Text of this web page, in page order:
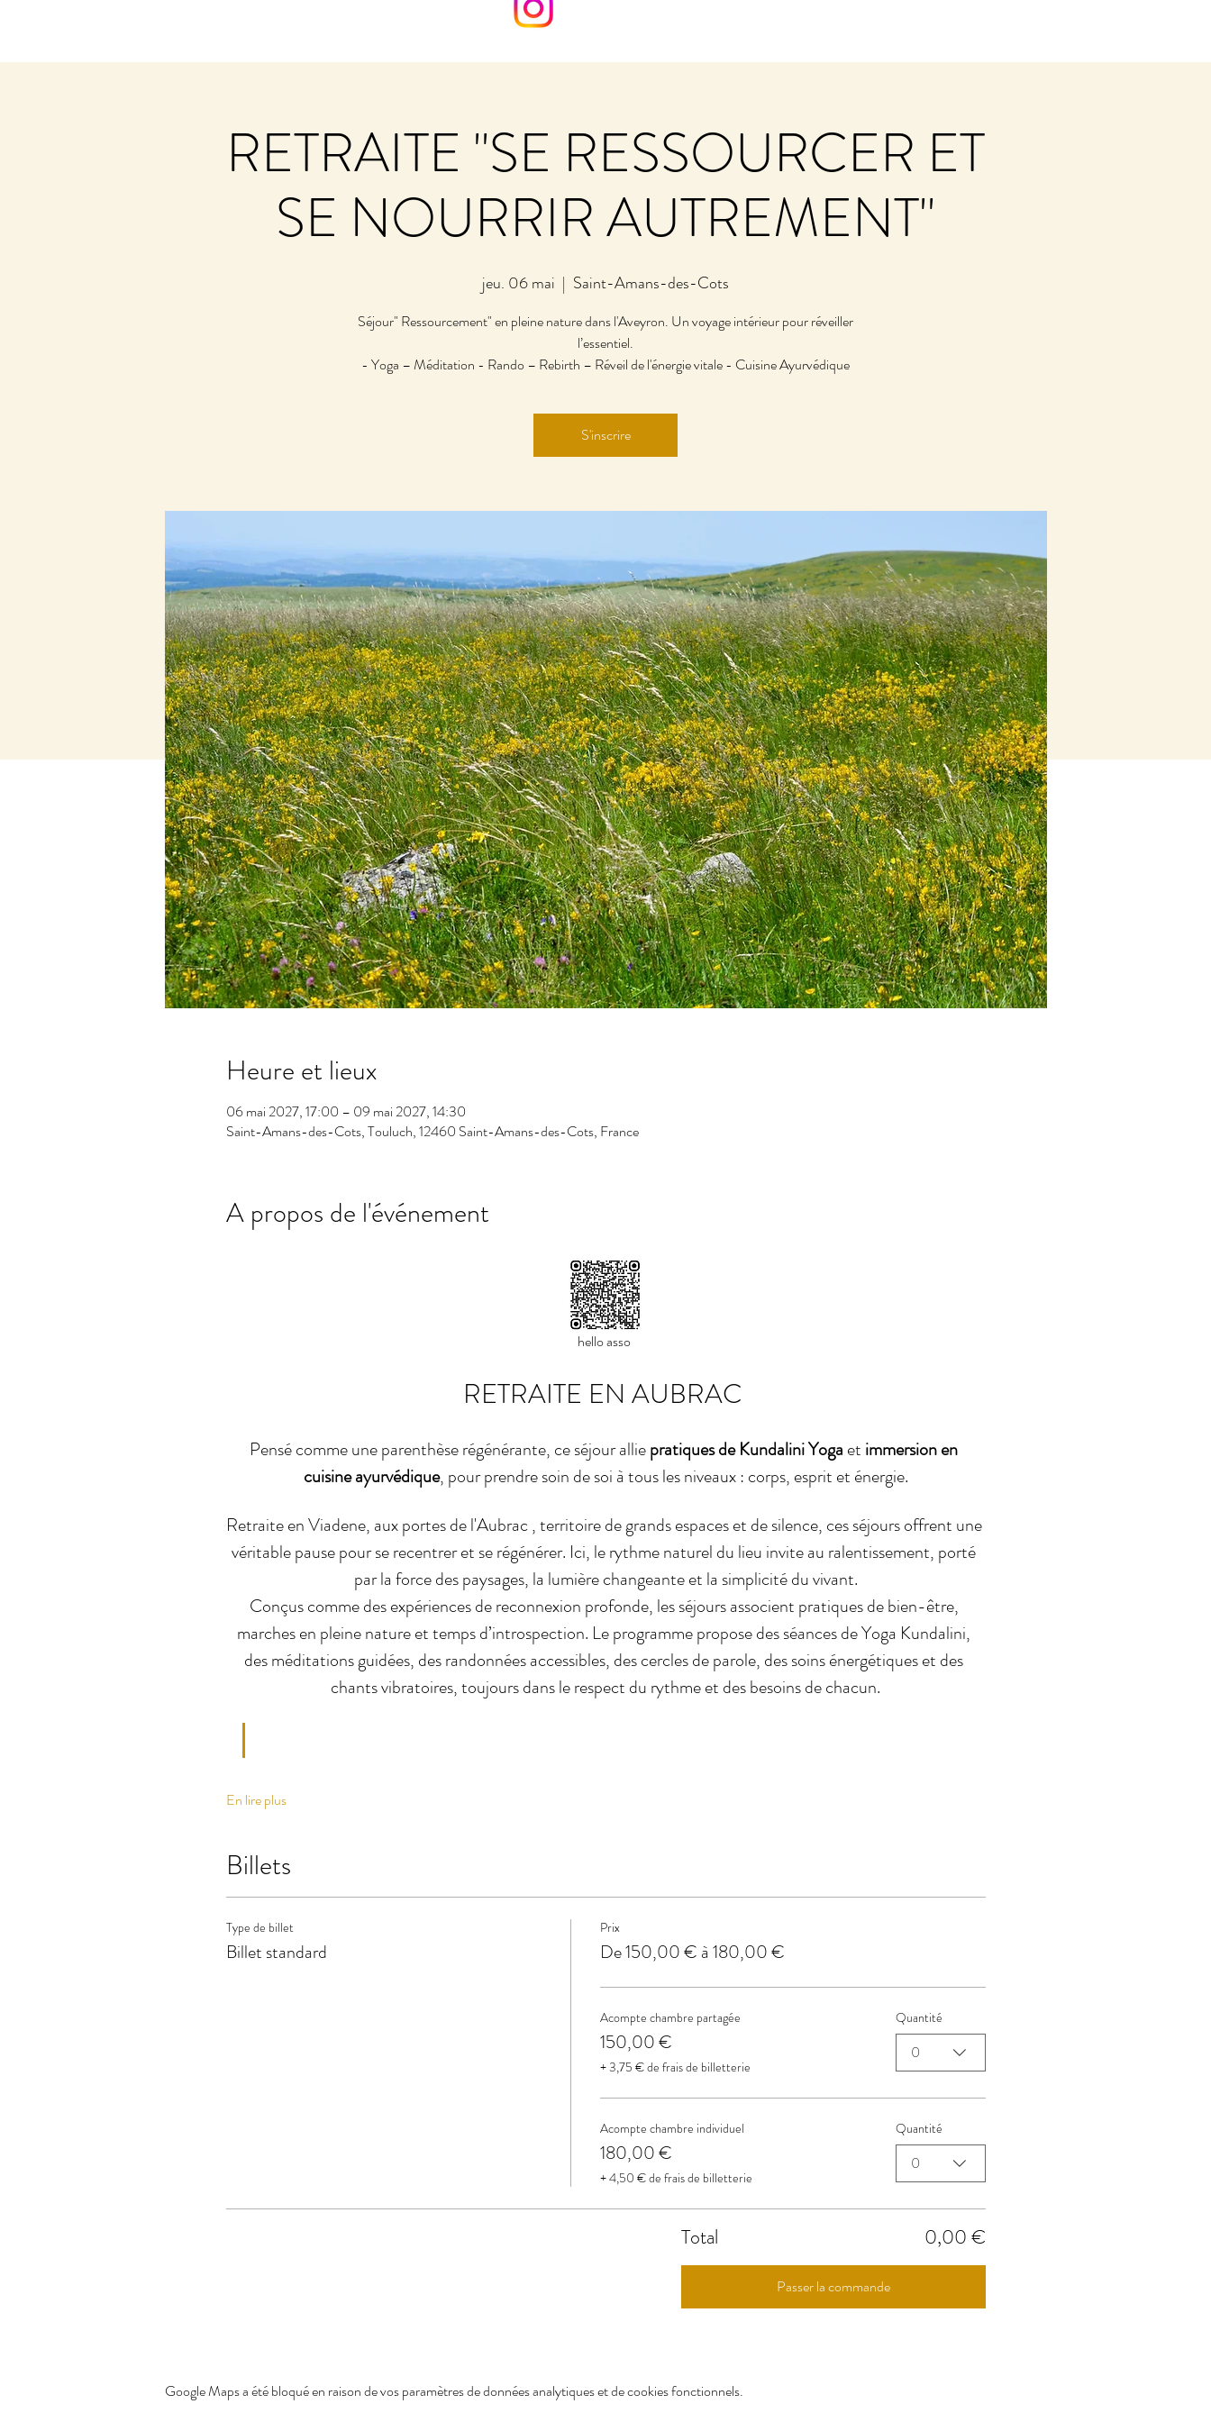
RETRAITE "SE RESSOURCER ET
SE NOURRIR AUTREMENT"
jeu. 06 mai
  |
Saint-Amans-des-Cots
Séjour" Ressourcement" en pleine nature dans l'Aveyron. Un voyage intérieur pour réveiller
l’essentiel.
- Yoga – Méditation - Rando – Rebirth – Réveil de l'énergie vitale - Cuisine Ayurvédique
S'inscrire
Heure et lieux
06 mai 2027, 17:00 – 09 mai 2027, 14:30
Saint-Amans-des-Cots, Touluch, 12460 Saint-Amans-des-Cots, France
A propos de l'événement
hello asso
RETRAITE EN AUBRAC
Pensé comme une parenthèse régénérante, ce séjour allie pratiques de Kundalini Yoga et immersion en
cuisine ayurvédique, pour prendre soin de soi à tous les niveaux : corps, esprit et énergie.
Retraite en Viadene, aux portes de l'Aubrac , territoire de grands espaces et de silence, ces séjours offrent une
véritable pause pour se recentrer et se régénérer. Ici, le rythme naturel du lieu invite au ralentissement, porté
par la force des paysages, la lumière changeante et la simplicité du vivant.
Conçus comme des expériences de reconnexion profonde, les séjours associent pratiques de bien-être,
marches en pleine nature et temps d’introspection. Le programme propose des séances de Yoga Kundalini,
des méditations guidées, des randonnées accessibles, des cercles de parole, des soins énergétiques et des
chants vibratoires, toujours dans le respect du rythme et des besoins de chacun.
En lire plus
Billets
Type de billet
Billet standard
Prix
De 150,00 € à 180,00 €
Acompte chambre partagée
150,00 €
+ 3,75 € de frais de billetterie
Quantité
0
Acompte chambre individuel
180,00 €
+ 4,50 € de frais de billetterie
Quantité
0
Total 0,00 €
Passer la commande
Google Maps a été bloqué en raison de vos paramètres de données analytiques et de cookies fonctionnels.